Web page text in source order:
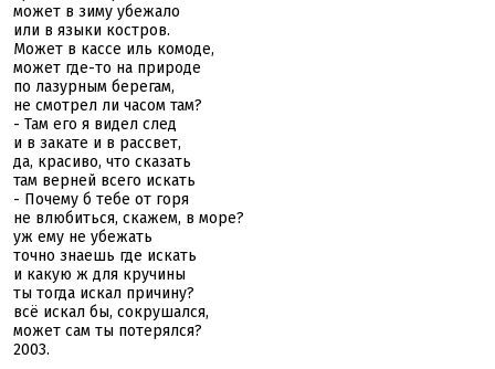
может в зиму убежало
или в языки костров.
Может в кассе иль комоде,
может где-то на природе
по лазурным берегам,
не смотрел ли часом там?
- Там его я видел след
и в закате и в рассвет,
да, красиво, что сказать
там верней всего искать
- Почему б тебе от горя
не влюбиться, скажем, в море?
уж ему не убежать
точно знаешь где искать
и какую ж для кручины
ты тогда искал причину?
всё искал бы, сокрушался,
может сам ты потерялся?
2003.